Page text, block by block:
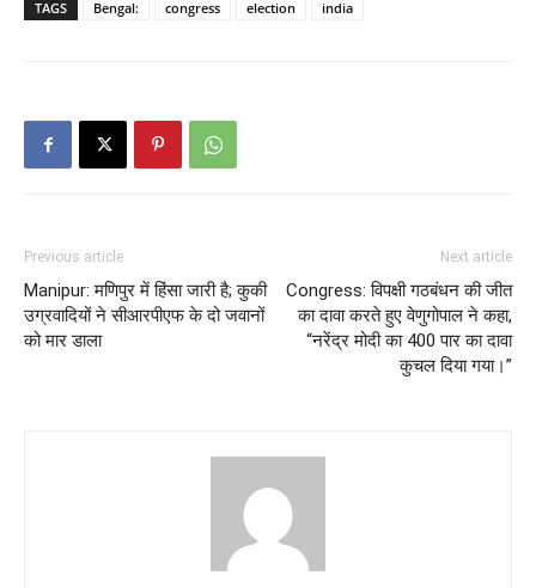
TAGS Bengal: congress election india
Previous article
Manipur: मणिपुर में हिंसा जारी है; कुकी
उग्रवादियों ने सीआरपीएफ के दो जवानों
को मार डाला
Next article
Congress: विपक्षी गठबंधन की जीत
का दावा करते हुए वेणुगोपाल ने कहा,
“नरेंद्र मोदी का 400 पार का दावा
कुचल दिया गया।”